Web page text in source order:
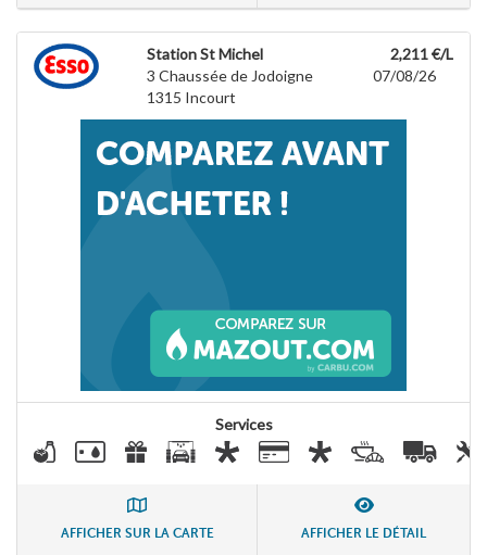
Station St Michel
3 Chaussée de Jodoigne
1315 Incourt
2,211 €/L
07/08/26
Services
AFFICHER SUR LA CARTE AFFICHER LE DÉTAIL